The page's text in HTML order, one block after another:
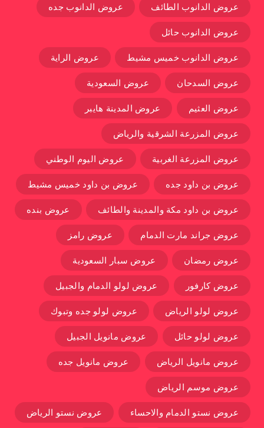
عروض الدانوب الطائف عروض الدانوب جده
عروض الدانوب حائل
عروض الدانوب خميس مشيط عروض الراية
عروض السدحان عروض السعودية
عروض العثيم عروض المدينة هايبر
عروض المزرعة الشرقية والرياض
عروض المزرعة الغربية عروض اليوم الوطني
عروض بن داود جده عروض بن داود خميس مشيط
عروض بن داود مكة والمدينة والطائف عروض بنده
عروض جراند مارت الدمام عروض رامز
عروض رمضان عروض سبار السعودية
عروض كارفور عروض لولو الدمام والجبيل
عروض لولو الرياض عروض لولو جده وتبوك
عروض لولو حائل عروض مانويل الجبيل
عروض مانويل الرياض عروض مانويل جده
عروض موسم الرياض
عروض نستو الدمام والاحساء عروض نستو الرياض